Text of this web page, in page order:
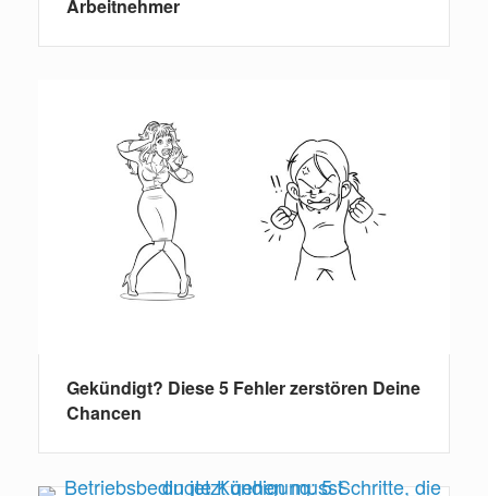
Arbeitnehmer
Gekündigt? Diese 5 Fehler zerstören Deine
Chancen